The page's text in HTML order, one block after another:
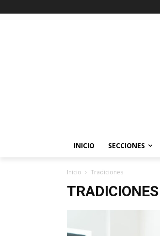
INICIO SECCIONES
Inicio Tradiciones
TRADICIONES